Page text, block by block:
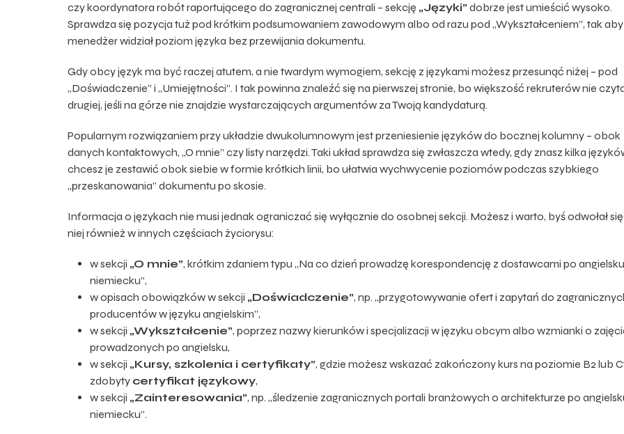
czy koordynatora robót raportującego do zagranicznej centrali – sekcję „Języki” dobrze jest umieścić wysoko.
Sprawdza się pozycja tuż pod krótkim podsumowaniem zawodowym albo od razu pod „Wykształceniem”, tak aby
menedżer widział poziom języka bez przewijania dokumentu.
Gdy obcy język ma być raczej atutem, a nie twardym wymogiem, sekcję z językami możesz przesunąć niżej – pod
„Doświadczenie” i „Umiejętności”. I tak powinna znaleźć się na pierwszej stronie, bo większość rekruterów nie
drugiej, jeśli na górze nie znajdzie wystarczających argumentów za Twoją kandydaturą.
Popularnym rozwiązaniem przy układzie dwukolumnowym jest przeniesienie języków do bocznej kolumny – obok
danych kontaktowych, „O mnie” czy listy narzędzi. Taki układ sprawdza się zwłaszcza wtedy, gdy znasz kilka
chcesz je zestawić obok siebie w formie krótkich linii, bo ułatwia wychwycenie poziomów podczas szybkiego
„przeskanowania” dokumentu po skosie.
Informacja o językach nie musi jednak ograniczać się wyłącznie do osobnej sekcji. Możesz i warto, byś odwołał
niej również w innych częściach życiorysu:
w sekcji „O mnie”, krótkim zdaniem typu „Na co dzień prowadzę korespondencję z dostawcami po
niemiecku”,
w opisach obowiązków w sekcji „Doświadczenie”, np. „przygotowywanie ofert i zapytań do
producentów w języku angielskim”,
w sekcji „Wykształcenie”, poprzez nazwy kierunków i specjalizacji w języku obcym albo wzmianki o
prowadzonych po angielsku,
w sekcji „Kursy, szkolenia i certyfikaty”, gdzie możesz wskazać zakończony kurs na poziomie B2 lub
zdobyty certyfikat językowy,
w sekcji „Zainteresowania”, np. „śledzenie zagranicznych portali branżowych o architekturze po
niemiecku”.